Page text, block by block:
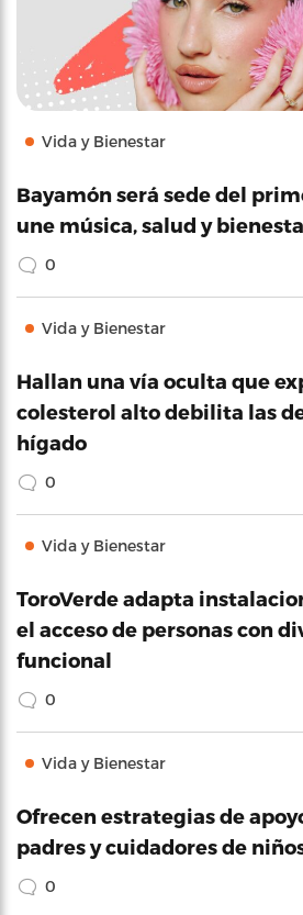
Vida y Bienestar
Bayamón será sede del
une música, salud y
0
Vida y Bienestar
Hallan una vía oculta que
colesterol alto debilita las
hígado
0
Vida y Bienestar
ToroVerde adapta
el acceso de personas con
funcional
0
Vida y Bienestar
Ofrecen estrategias de
padres y cuidadores de
0